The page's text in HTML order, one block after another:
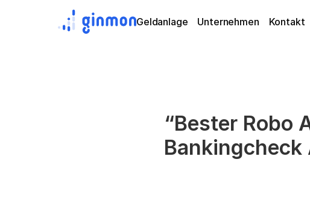
“Bester Robo
Bankingcheck
Geldanlage Unternehmen Kontakt